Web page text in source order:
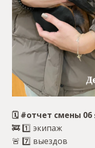
🗓 #отчет смены 06
🚒 1️⃣ экипаж
🚨 7️⃣ выездов